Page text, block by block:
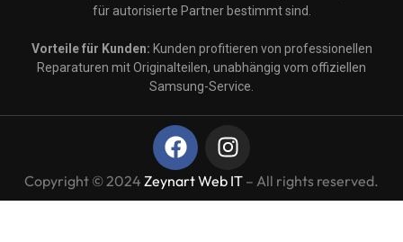
für autorisierte Partner bestimmt sind.
Vorteile für Kunden: Kunden profitieren von professionellen
Reparaturen mit Originalteilen, unabhängig vom offiziellen
Samsung-Service.
Copyright © 2024 Zeynart Web IT – All rights reserved.